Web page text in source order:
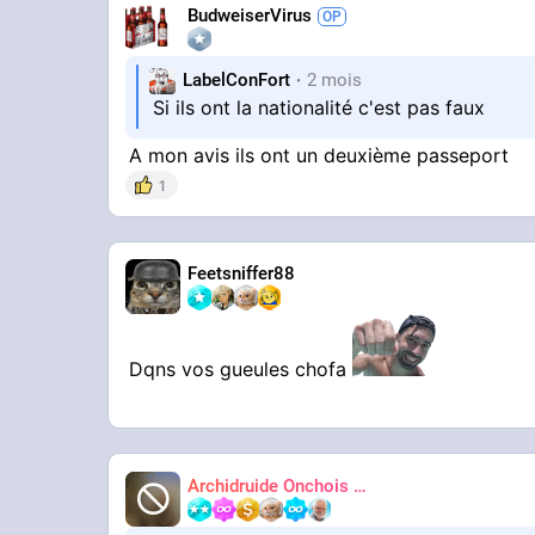
BudweiserVirus
LabelConFort 2 mois
Si ils ont la nationalité c'est pas faux
A mon avis ils ont un deuxième passeport
1
Feetsniffer88
Dqns vos gueules chofa
Archidruide Onchois
🍀️🌩️🐻️